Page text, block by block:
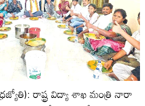
రాష్ట్ర విద్యా శాఖ మంత్రి నారా